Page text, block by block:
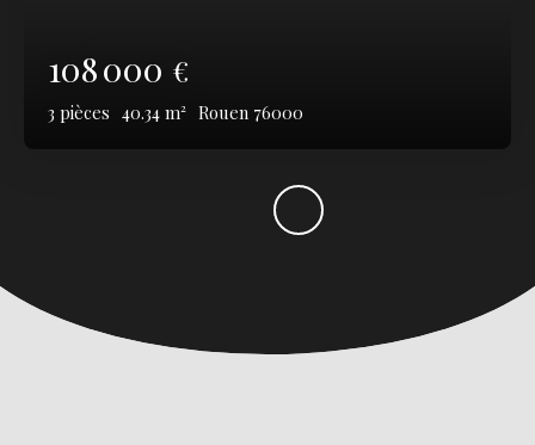
108 000 €
3 pièces 40.34 m² Rouen 76000